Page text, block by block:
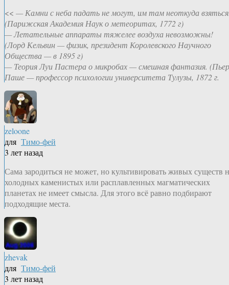
<< — Камни с неба падать не могут, им там неоткуда
(Парижская Академия Наук о метеоритах, 1772 г)
— Летательные аппараты тяжелее воздуха невозможны!
(Лорд Кельвин — физик, президент Королевского Научного
Общества — в 1895 г)
— Теория Луи Пастера о микробах — смешная фантазия. (Пьер
Паше — профессор психологии университета Тулузы, 1872 г.
zeloone
для Тимо-фей
3 лет назад
Сама зародиться не может, но культивировать живых существ
холодных каменистых или расплавленных магматических
планетах не имеет смысла. Для этого всё равно подбирают
подходящие места.
zhevak
для Тимо-фей
3 лет назад